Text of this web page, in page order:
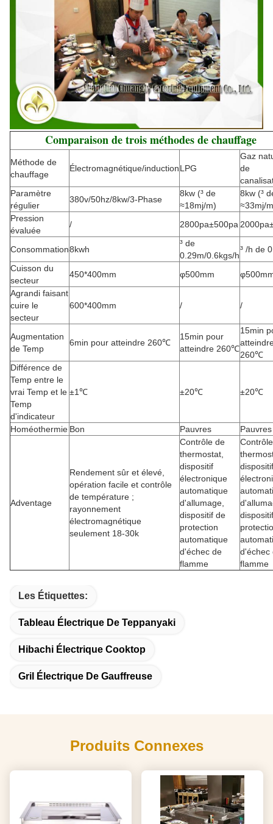
Comparaison de trois méthodes de chauffage
Méthode de
chauffage
Électromagnétique/inductionLPG
Gaz
de
Paramètre
régulier
380v/50hz/8kw/3-Phase
8kw (³ de
≈18mj/m)
8kw (³
≈33mj/
Pression
évaluée
/ 2800pa±500pa
Consommation8kwh
³ de
0.29m/0.6kgs/h
³ /h de
Cuisson du
secteur
450*400mm φ500mm
Agrandi faisant
cuire le
secteur
600*400mm / /
Augmentation
de Temp
6min pour atteindre 260℃
15min pour
atteindre 260℃
15min
260℃
Différence de
Temp entre le
vrai Temp et le
Temp
d'indicateur
±1℃ ±20℃ ±20℃
Homéothermie Bon Pauvres Pauvres
Adventage
Rendement sûr et élevé,
opération facile et contrôle
de température ;
rayonnement
électromagnétique
seulement 18-30k
Contrôle de
thermostat,
dispositif
électronique
automatique
d'allumage,
dispositif de
protection
automatique
d'échec de
flamme
dispositif
d'échec
flamme
Les Étiquettes:
Tableau Électrique De Teppanyaki
Hibachi Électrique Cooktop
Gril Électrique De Gauffreuse
Produits Connexes